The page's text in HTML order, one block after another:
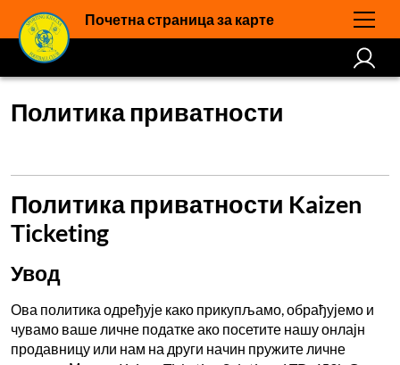
Почетна страница за карте
Политика приватности
Политика приватности Kaizen
Ticketing
Увод
Ова политика одређује како прикупљамо, обрађујемо и
чувамо ваше личне податке ако посетите нашу онлајн
продавницу или нам на други начин пружите личне